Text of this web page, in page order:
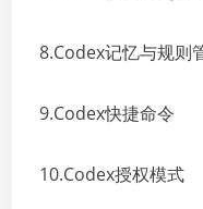
8.Codex记忆与规则
9.Codex快捷命令
10.Codex授权模式